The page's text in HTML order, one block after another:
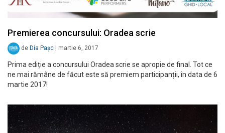
Premierea concursului: Oradea scrie
de Dia Pașc martie 6, 2017
Prima ediție a concursului Oradea scrie se apropie de final. Tot ce
ne mai rămâne de făcut este să premiem participanții, în data de 6
martie 2017!